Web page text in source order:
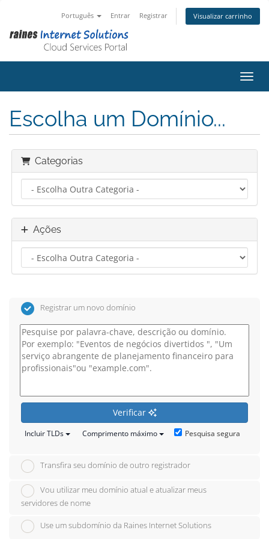
Português Entrar Registrar Visualizar carrinho
Escolha um Domínio...
Categorias
Ações
Registrar um novo domínio
Verificar
Incluir TLDs Comprimento máximo Pesquisa segura
Transfira seu domínio de outro registrador
Vou utilizar meu domínio atual e atualizar meus
servidores de nome
Use um subdomínio da Raines Internet Solutions